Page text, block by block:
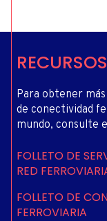
Para obtener
de conectividad
mundo, consulte
FOLLETO DE
RED
FOLLETO DE
FERROVIARIA